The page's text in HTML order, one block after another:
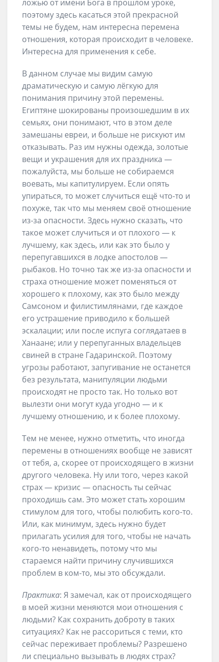
ложью от имени Бога в прошлом уроке,
поэтому здесь касаться этой прекрасной
темы не будем, нам интересна перемена
отношения, которая происходит в человеке.
Интересна для применения к себе.
В данном случае мы видим самую
драматическую и самую лёгкую для
понимания причину этой перемены.
Египтяне шокированы произошедшим в их
семьях, они понимают, что в этом деле
замешаны евреи, и больше не рискуют им
отказывать. Раз им нужны одежда, золотые
вещи и украшения для их праздника —
пожалуйста, мы больше не собираемся
воевать, мы капитулируем. Если опять
упираться, то может случиться ещё что-то и
похуже, так что мы меняем своё отношение
из-за опасности. Здесь нужно сказать, что
такое может случиться и от плохого — к
лучшему, как здесь, или как это было у
перепугавшихся в лодке апостолов —
рыбаков. Но точно так же из-за опасности и
страха отношение может поменяться от
хорошего к плохому, как это было между
Самсоном и филистимлянами, где каждое
его устрашение приводило к большей
эскалации; или после испуга соглядатаев в
Ханаане; или у перепуганных владельцев
свиней в стране Гадаринской. Поэтому
угрозы работают, запугивание не останется
без результата, манипуляции людьми
происходят не просто так. Но только вот
вылезти они могут куда угодно — и к
лучшему отношению, и к более плохому.
Тем не менее, нужно отметить, что иногда
перемены в отношениях вообще не зависят
от тебя, а, скорее от происходящего в жизни
другого человека. Ну или того, через какой
страх — кризис — опасность ты сейчас
проходишь сам. Это может стать хорошим
стимулом для того, чтобы полюбить кого-то.
Или, как минимум, здесь нужно будет
прилагать усилия для того, чтобы не начать
кого-то ненавидеть, потому что мы
стараемся найти причину случившихся
проблем в ком-то, мы это обсуждали.
Практика: Я замечал, как от происходящего
в моей жизни меняются мои отношения с
людьми? Как сохранить доброту в таких
ситуациях? Как не рассориться с теми, кто
сейчас переживает проблемы? Разрешено
ли специально вызывать в людях страх?